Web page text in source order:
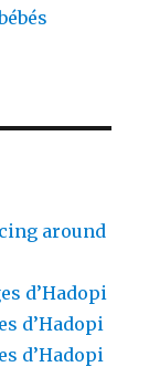
around
d’Hadopi
d’Hadopi
d’Hadopi